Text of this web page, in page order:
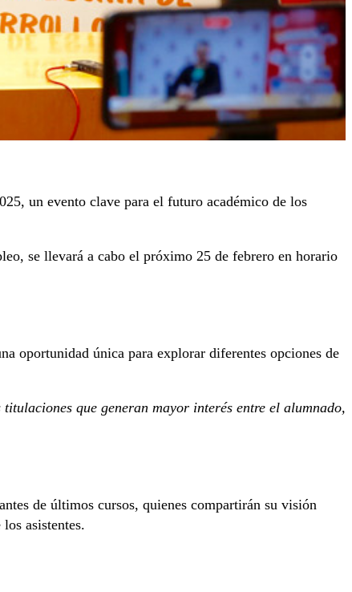
un evento clave para el futuro académico de los
se llevará a cabo el próximo 25 de febrero en horario
oportunidad única para explorar diferentes opciones de
que generan mayor interés entre el alumnado,
de últimos cursos, quienes compartirán su visión
asistentes.